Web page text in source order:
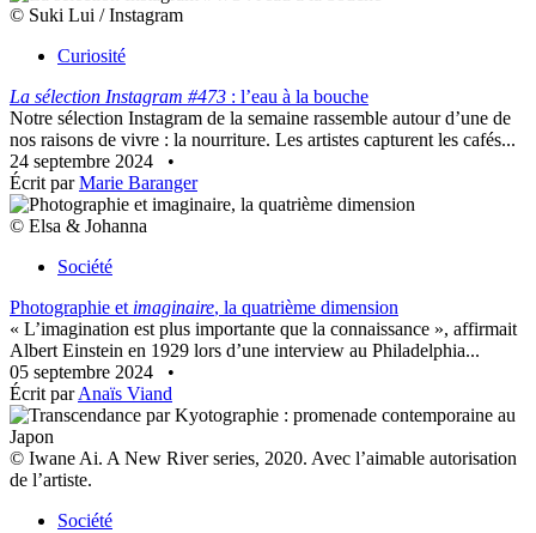
© Suki Lui / Instagram
Curiosité
La sélection Instagram #473 : l’eau à la bouche
Notre sélection Instagram de la semaine rassemble autour d’une de
nos raisons de vivre : la nourriture. Les artistes capturent les cafés...
24 septembre 2024
•
Écrit parMarie Baranger
© Elsa & Johanna
Société
Photographie et imaginaire, la quatrième dimension
« L’imagination est plus importante que la connaissance », affirmait
Albert Einstein en 1929 lors d’une interview au Philadelphia...
05 septembre 2024
•
Écrit parAnaïs Viand
© Iwane Ai. A New River series, 2020. Avec l’aimable autorisation
de l’artiste.
Société